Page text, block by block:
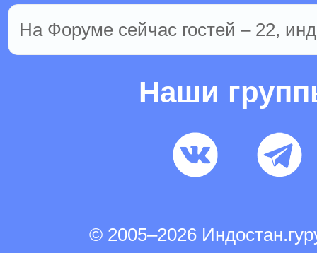
На Форуме сейчас гостей – 22,
Наши
© 2005–2026